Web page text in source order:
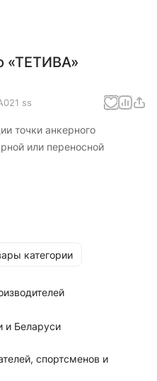
«ТЕТИВА»
ss
точки анкерного
или переносной
категории
и Беларуси
спортсменов и